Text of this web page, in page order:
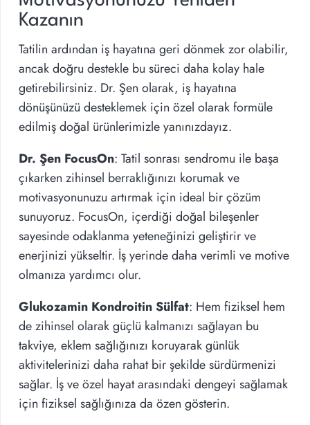
Kazanın
Tatilin ardından iş hayatına geri dönmek zor olabilir,
ancak doğru destekle bu süreci daha kolay hale
getirebilirsiniz. Dr. Şen olarak, iş hayatına
dönüşünüzü desteklemek için özel olarak formüle
edilmiş doğal ürünlerimizle yanınızdayız.
Dr. Şen FocusOn: Tatil sonrası sendromu ile başa
çıkarken zihinsel berraklığınızı korumak ve
motivasyonunuzu artırmak için ideal bir çözüm
sunuyoruz. FocusOn, içerdiği doğal bileşenler
sayesinde odaklanma yeteneğinizi geliştirir ve
enerjinizi yükseltir. İş yerinde daha verimli ve motive
olmanıza yardımcı olur.
Glukozamin Kondroitin Sülfat: Hem fiziksel hem
de zihinsel olarak güçlü kalmanızı sağlayan bu
takviye, eklem sağlığınızı koruyarak günlük
aktivitelerinizi daha rahat bir şekilde sürdürmenizi
sağlar. İş ve özel hayat arasındaki dengeyi sağlamak
için fiziksel sağlığınıza da özen gösterin.